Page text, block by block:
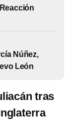
Núñez,
León
tras